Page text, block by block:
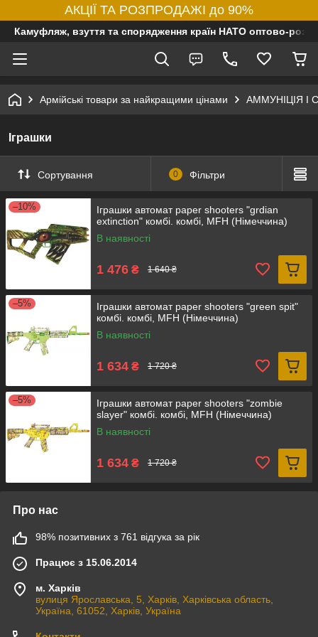
АКЦІЇ ТА РОЗПРОДАЖІ до 90%
Камуфляж, взуття та спорядження країн НАТО оптово-
Армійські товари за найкращими цінами АММУНІЦІЯ І
Іграшки
Сортування 0 Фільтри
–10%
Іграшки автомат paper shooters "grdian
extinction" комбі. комбі, MFH (Німеччина)
В наявності
1 476 ₴ 1 640 ₴
–5%
Іграшки автомат paper shooters "green spit"
комбі. комбі, MFH (Німеччина)
В наявності
1 634 ₴ 1 720 ₴
–5%
Іграшки автомат paper shooters "zombie
slayer" комбі. комбі, MFH (Німеччина)
В наявності
1 634 ₴ 1 720 ₴
Про нас
98% позитивних з 761 відгука за рік
Працює з 15.06.2014
м. Харків
вулиця Ярославська, 5, Харків, Харківська область,
Україна, 61052, Харків, Україна